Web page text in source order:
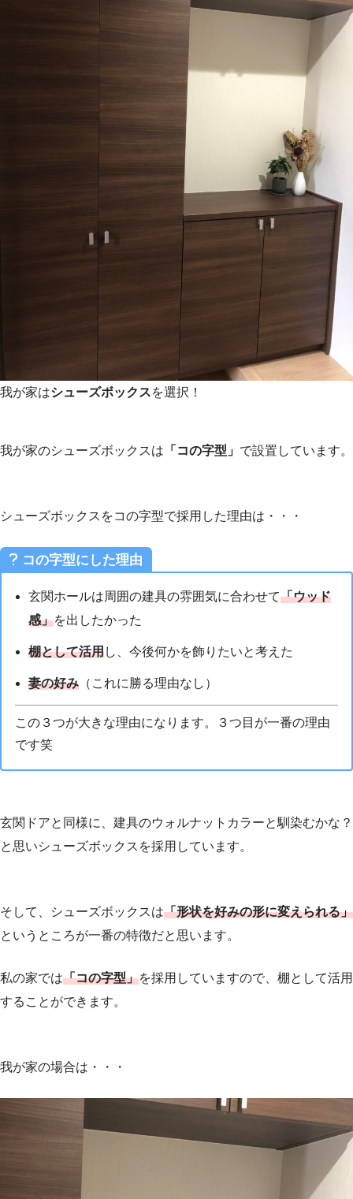
我が家はシューズボックスを選択！
我が家のシューズボックスは 「コの字型」 で設置しています。
シューズボックスをコの字型で採用した理由は・・・
コの字型にした理由
玄関ホールは周囲の建具の雰囲気に合わせて「ウッド
感」を出したかった
棚として活用し、今後何かを飾りたいと考えた
妻の好み （これに勝る理由なし）
この３つが大きな理由になります。３つ目が一番の理由
です笑
玄関ドアと同様に、建具のウォルナットカラーと馴染むかな？
と思いシューズボックスを採用しています。
そして、シューズボックスは「形状を好みの形に変えられる」
というところが一番の特徴だと思います。
私の家では「コの字型」を採用していますので、 棚として活用
することができます。
我が家の場合は・・・